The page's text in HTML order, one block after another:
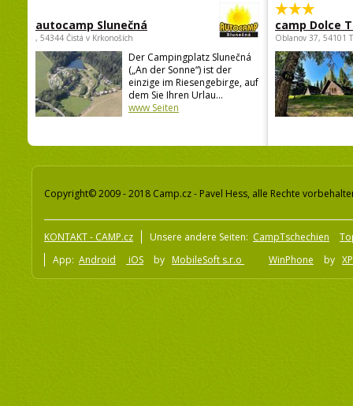
autocamp Slunečná
, 54344 Čistá v Krkonoších
Der Campingplatz Slunečná
(„An der Sonne“) ist der
einzige im Riesengebirge, auf
dem Sie Ihren Urlau...
www Seiten
camp Dolce
Oblanov 37, 54101
Copyright© 2009 - 2018 Camp.cz - Pavel Hess, alle Rechte
KONTAKT - CAMP.cz Unsere andere Seiten: CampTschechien
App: Android iOS by MobileSoft s.r.o WinPhone by